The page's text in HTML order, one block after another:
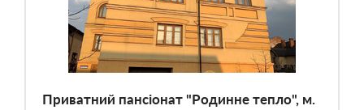
Приватний пансіонат "Родинне тепло", м.